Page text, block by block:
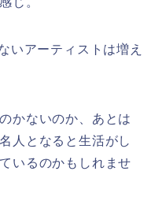
いアーティストは増え
かないのか、あとは
人となると生活がし
いるのかもしれませ